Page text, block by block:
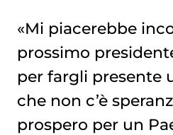
«Mi piacerebbe
prossimo
per fargli presente
che non c’è
prospero per un